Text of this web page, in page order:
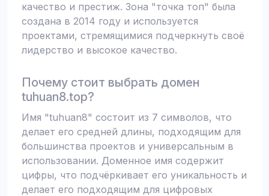
качество и престиж. Зона "точка топ" была
создана в 2014 году и используется
проектами, стремящимися подчеркнуть своё
лидерство и высокое качество.
Почему стоит выбрать домен
tuhuan8.top?
Имя "tuhuan8" состоит из 7 символов, что
делает его средней длины, подходящим для
большинства проектов и универсальным в
использовании. Доменное имя содержит
цифры, что подчёркивает его уникальность и
делает его подходящим для цифровых